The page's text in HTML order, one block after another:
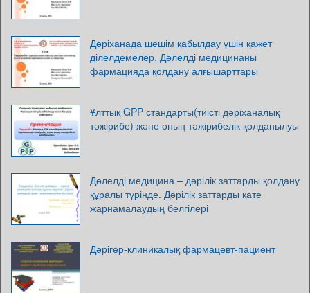
Дәріханада шешім қабылдау үшін қажет
ділелдемелер. Дәлелді медицинаны
фармацияда қолдану алғышарттары
Ұлттық GPP стандарты(тиісті дәріханалық
тәжірибе) және оның тәжірибелік қолданылуы
Дәлелді медицина – дәрілік заттарды қолдану
құралы түрінде. Дәрілік заттарды қате
жарнамалаудың белгілері
Дәрігер-клиникалық фармацевт-пациент